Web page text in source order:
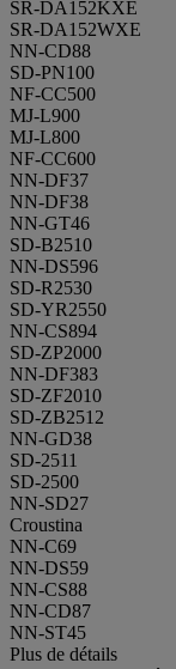
SR-DA152KXE
SR-DA152WXE
NN-CD88
SD-PN100
NF-CC500
MJ-L900
MJ-L800
NF-CC600
NN-DF37
NN-DF38
NN-GT46
SD-B2510
NN-DS596
SD-R2530
SD-YR2550
NN-CS894
SD-ZP2000
NN-DF383
SD-ZF2010
SD-ZB2512
NN-GD38
SD-2511
SD-2500
NN-SD27
Croustina
NN-C69
NN-DS59
NN-CS88
NN-CD87
NN-ST45
Plus de détails